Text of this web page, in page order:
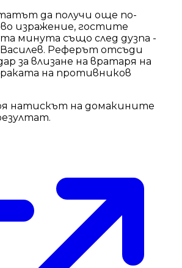
да получи още по-
изражение, гостите
минута също след дузпа -
Василев. Реферът отсъди
за влизане на вратаря на
на противников
натискът на домакините